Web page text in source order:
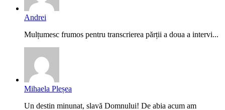
Andrei
Mulțumesc frumos pentru transcrierea părții a doua a intervi...
Mihaela Pleșea
Un destin minunat, slavă Domnului! De abia acum am